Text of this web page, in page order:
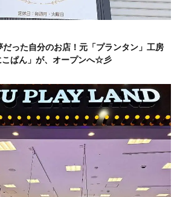
だった自分のお店！元「プランタン」工房
ぱん」が、オープンへ☆彡